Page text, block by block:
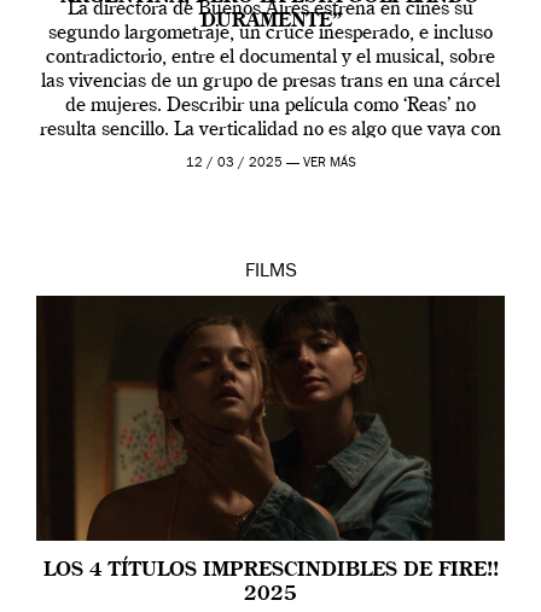
DURAMENTE”
La directora de Buenos Aires estrena en cines su
segundo largometraje, un cruce inesperado, e incluso
contradictorio, entre el documental y el musical, sobre
las vivencias de un grupo de presas trans en una cárcel
de mujeres. Describir una película como ‘Reas’ no
resulta sencillo. La verticalidad no es algo que vaya con
la artista, […]
12 / 03 / 2025 — VER MÁS
FILMS
LOS 4 TÍTULOS IMPRESCINDIBLES DE FIRE!!
2025